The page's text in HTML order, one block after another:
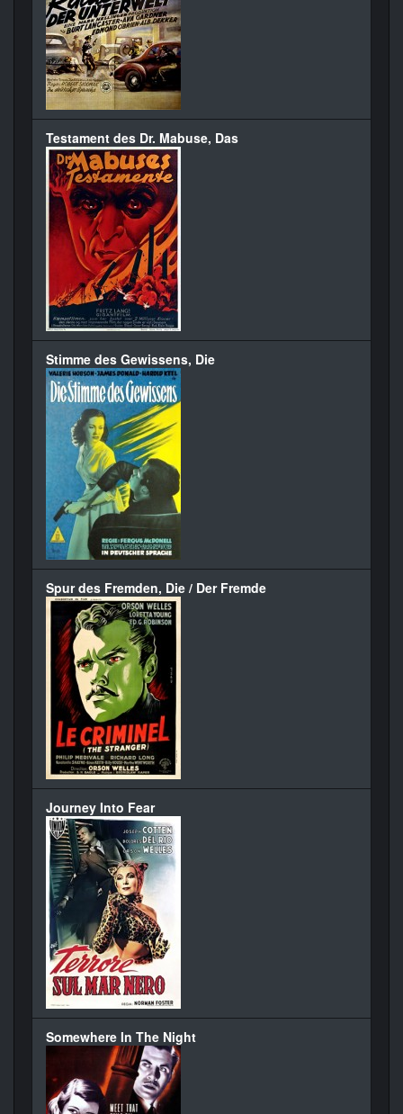
Testament des Dr. Mabuse, Das
Stimme des Gewissens, Die
Spur des Fremden, Die / Der Fremde
Journey Into Fear
Somewhere In The Night